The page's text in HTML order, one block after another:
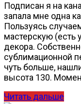
Подписан я на
запала мне одна
Пользуясь
мастерскую (есть
декора.
сублимационной
чуть больше,
высота 130.
Читать дальше